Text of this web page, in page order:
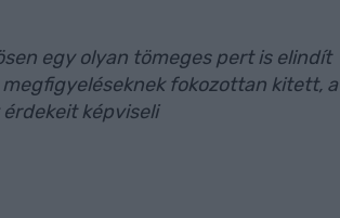
egy olyan tömeges pert is elindít
fokozottan kitett, a
képviseli